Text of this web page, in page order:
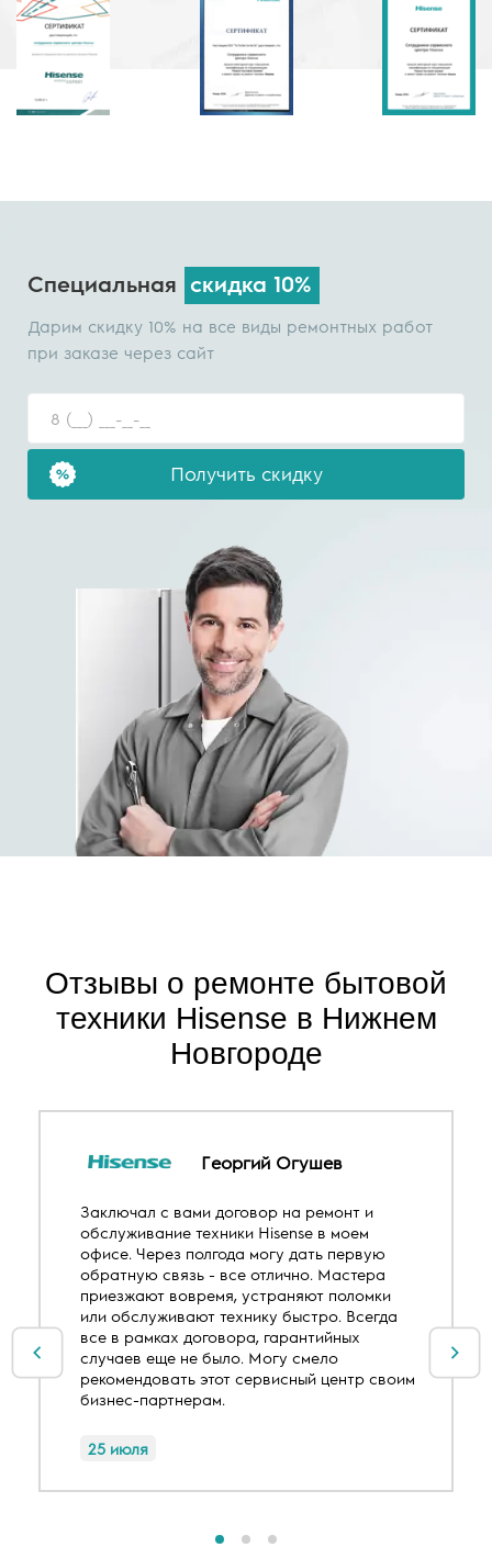
Специальная скидка 10%
Дарим скидку 10% на все виды ремонтных работ
при заказе через сайт
Получить скидку
Отзывы о ремонте бытовой
техники Hisense в Нижнем
Новгороде
Георгий Огушев
Заключал с вами договор на ремонт и
обслуживание техники Hisense в моем
офисе. Через полгода могу дать первую
обратную связь - все отлично. Мастера
приезжают вовремя, устраняют поломки
или обслуживают технику быстро. Всегда
все в рамках договора, гарантийных
случаев еще не было. Могу смело
рекомендовать этот сервисный центр своим
бизнес-партнерам.
25 июля